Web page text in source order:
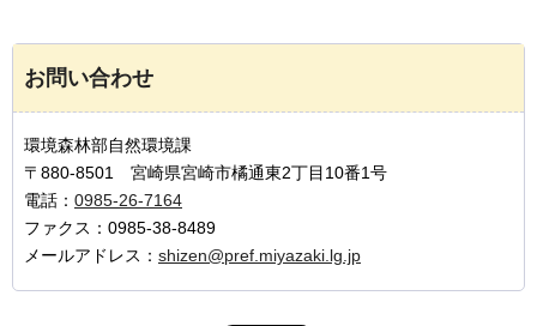
お問い合わせ
環境森林部自然環境課
〒880-8501 宮崎県宮崎市橘通東2丁目10番1号
電話： 0985-26-7164
ファクス：0985-38-8489
メールアドレス： shizen@pref.miyazaki.lg.jp